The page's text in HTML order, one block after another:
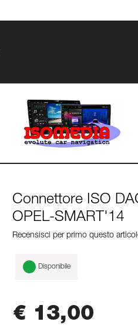
Connettore ISO
OPEL-SMART'14
Recensisci per primo questo
Disponibile
€ 13,00